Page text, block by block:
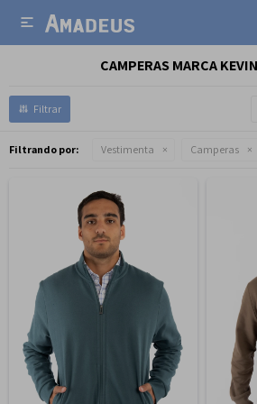

CAMPERAS MARCA
Filtrando por: Vestimenta Camperas